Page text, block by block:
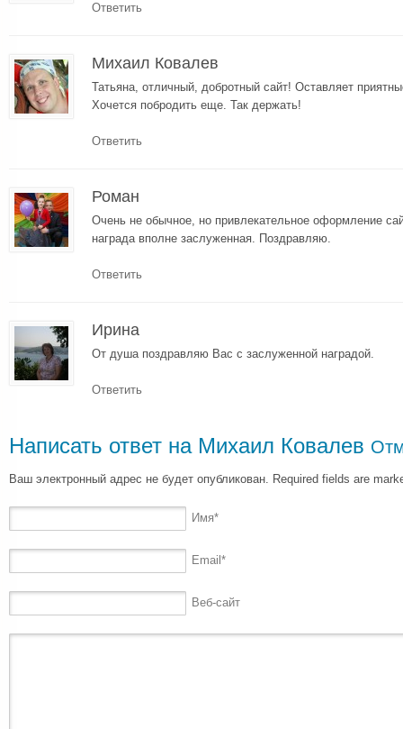
Ответить
Михаил Ковалев
Татьяна, отличный, добротный сайт! Оставляет
Хочется побродить еще. Так держать!
Ответить
Роман
Очень не обычное, но привлекательное оформление
награда вполне заслуженная. Поздравляю.
Ответить
Ирина
От душа поздравляю Вас с заслуженной наградой.
Ответить
Написать ответ на Михаил Ковалев
Ваш электронный адрес не будет опубликован. Required fields are
Имя*
Email *
Веб-сайт